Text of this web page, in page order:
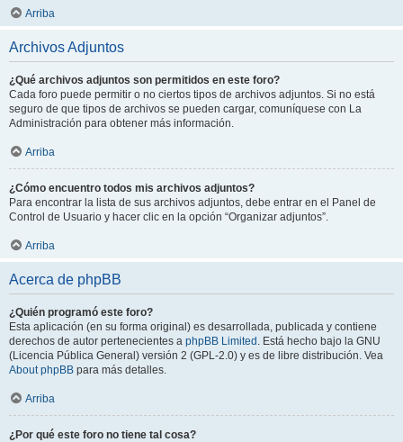
Arriba
Archivos Adjuntos
¿Qué archivos adjuntos son permitidos en este foro?
Cada foro puede permitir o no ciertos tipos de archivos adjuntos. Si no está
seguro de que tipos de archivos se pueden cargar, comuníquese con La
Administración para obtener más información.
Arriba
¿Cómo encuentro todos mis archivos adjuntos?
Para encontrar la lista de sus archivos adjuntos, debe entrar en el Panel de
Control de Usuario y hacer clic en la opción “Organizar adjuntos”.
Arriba
Acerca de phpBB
¿Quién programó este foro?
Esta aplicación (en su forma original) es desarrollada, publicada y contiene
derechos de autor pertenecientes a phpBB Limited . Está hecho bajo la GNU
(Licencia Pública General) versión 2 (GPL-2.0) y es de libre distribución. Vea
About phpBB para más detalles.
Arriba
¿Por qué este foro no tiene tal cosa?